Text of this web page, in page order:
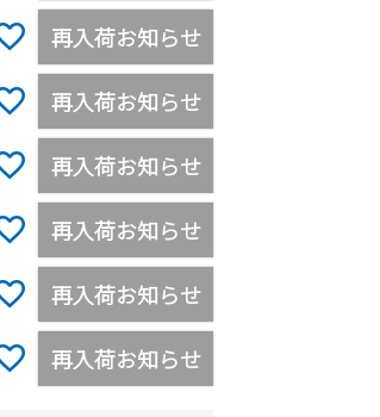
再入荷お知らせ
再入荷お知らせ
再入荷お知らせ
再入荷お知らせ
再入荷お知らせ
再入荷お知らせ